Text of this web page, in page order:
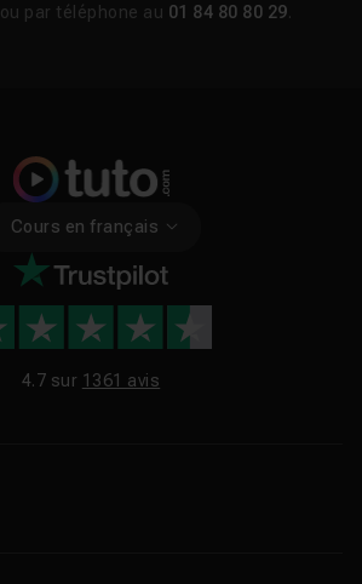
ou par téléphone au 01 84 80 80 29
Cours en français
4.7 sur 1361 avis